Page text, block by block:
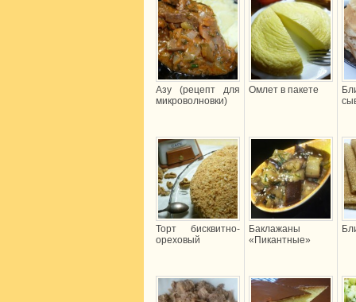
Азу (рецепт для
микроволновки)
Омлет в пакете
Торт бисквитно-
ореховый
Баклажаны
«Пикантные»